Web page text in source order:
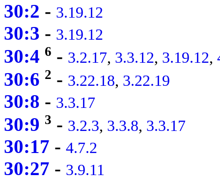
30:2 - 3.19.12
30:3 - 3.19.12
30:4 6 - 3.2.17, 3.3.12, 3.19.12,
30:6 2 - 3.22.18, 3.22.19
30:8 - 3.3.17
30:9 3 - 3.2.3, 3.3.8, 3.3.17
30:17 - 4.7.2
30:27 - 3.9.11